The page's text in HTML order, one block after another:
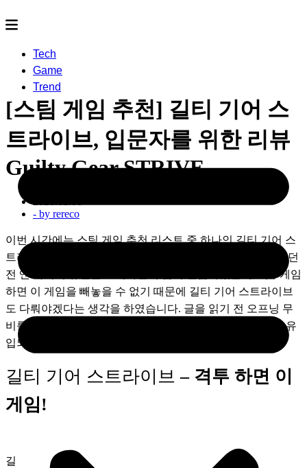
Tech
Game
Trend
[스팀 게임 추천] 길티 기어 스
트라이브, 입문자를 위한 리뷰
Guilty Gear STRIVE
- by rereco
이번 시간에는 스팀 게임 추천 리스트 중 하나인 길티 기어 스
트라이브에 대해서 소개드리는 시간을 갖겠습니다. 저번에 던
전 앤 파이터 듀얼을 소개하면서 잠시 언급하였는데, 격투게임
하면 이 게임을 빼놓을 수 없기 때문에 길티 기어 스트라이브
도 다뤄야겠다는 생각을 하였습니다. 글을 읽기 전 오프닝 무
비를 보시면 더 재밌게 보실 수 있습니다! 입문자들이 대거 유
입되기를 바라며…!
길티 기어 스트라이브– 격투 하면 이
게임!
길